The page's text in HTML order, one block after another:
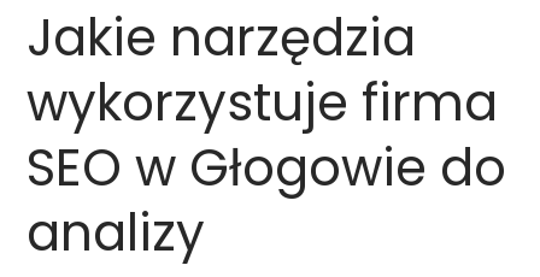
Jakie narzędzia
wykorzystuje firma
SEO w Głogowie do
analizy